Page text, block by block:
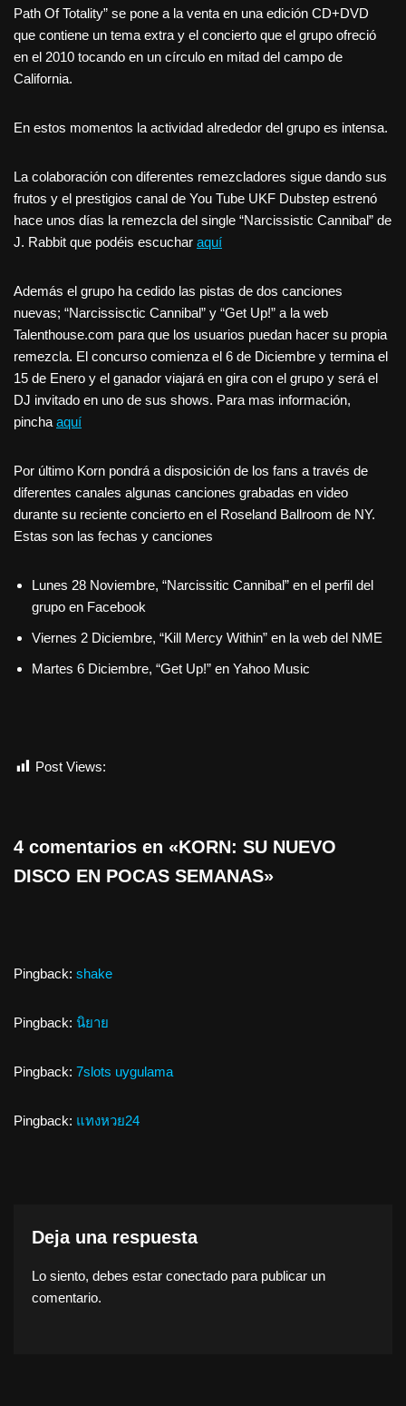
Path Of Totality” se pone a la venta en una edición CD+DVD
que contiene un tema extra y el concierto que el grupo ofreció
en el 2010 tocando en un círculo en mitad del campo de
California.
En estos momentos la actividad alrededor del grupo es intensa.
La colaboración con diferentes remezcladores sigue dando sus
frutos y el prestigios canal de You Tube UKF Dubstep estrenó
hace unos días la remezcla del single “Narcissistic Cannibal” de
J. Rabbit que podéis escuchar aquí
Además el grupo ha cedido las pistas de dos canciones
nuevas; “Narcissisctic Cannibal” y “Get Up!” a la web
Talenthouse.com para que los usuarios puedan hacer su propia
remezcla. El concurso comienza el 6 de Diciembre y termina el
15 de Enero y el ganador viajará en gira con el grupo y será el
DJ invitado en uno de sus shows. Para mas información,
pincha aquí
Por último Korn pondrá a disposición de los fans a través de
diferentes canales algunas canciones grabadas en video
durante su reciente concierto en el Roseland Ballroom de NY.
Estas son las fechas y canciones
Lunes 28 Noviembre, “Narcissitic Cannibal” en el perfil del
grupo en Facebook
Viernes 2 Diciembre, “Kill Mercy Within” en la web del NME
Martes 6 Diciembre, “Get Up!” en Yahoo Music
Post Views:
4 comentarios en «KORN: SU NUEVO
DISCO EN POCAS SEMANAS»
Pingback: shake
Pingback: นิยาย
Pingback: 7slots uygulama
Pingback: แทงหวย24
Deja una respuesta
Lo siento, debes estar conectado para publicar un
comentario.